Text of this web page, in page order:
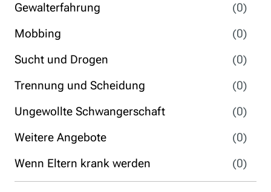
Gewalterfahrung
(0)
Mobbing
(0)
Sucht und Drogen
(0)
Trennung und Scheidung
(0)
Ungewollte Schwangerschaft
(0)
Weitere Angebote
(0)
Wenn Eltern krank werden
(0)